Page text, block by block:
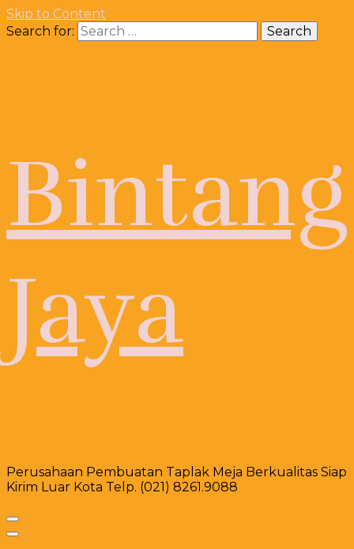
Skip to Content
Search for:
Bintang
Jaya
Perusahaan Pembuatan Taplak Meja Berkualitas Siap
Kirim Luar Kota Telp. (021) 8261.9088